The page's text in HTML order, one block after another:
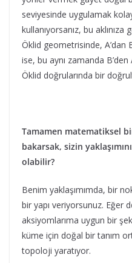
seviyesinde uygulamak
kullanıyorsanız, bu aklınıza
Öklid geometrisinde, A’dan
ise, bu aynı zamanda
Öklid doğrularında bir
Tamamen matematiksel
bakarsak, sizin
olabilir?
Benim yaklaşımımda, bir
bir yapı veriyorsunuz. Eğer
aksiyomlarıma uygun bir
küme için doğal bir tanım
topoloji yaratıyor.